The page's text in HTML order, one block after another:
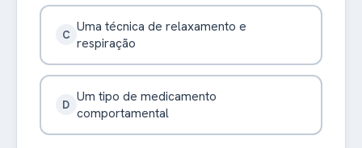
C Uma técnica de relaxamento e
respiração
D Um tipo de medicamento
comportamental